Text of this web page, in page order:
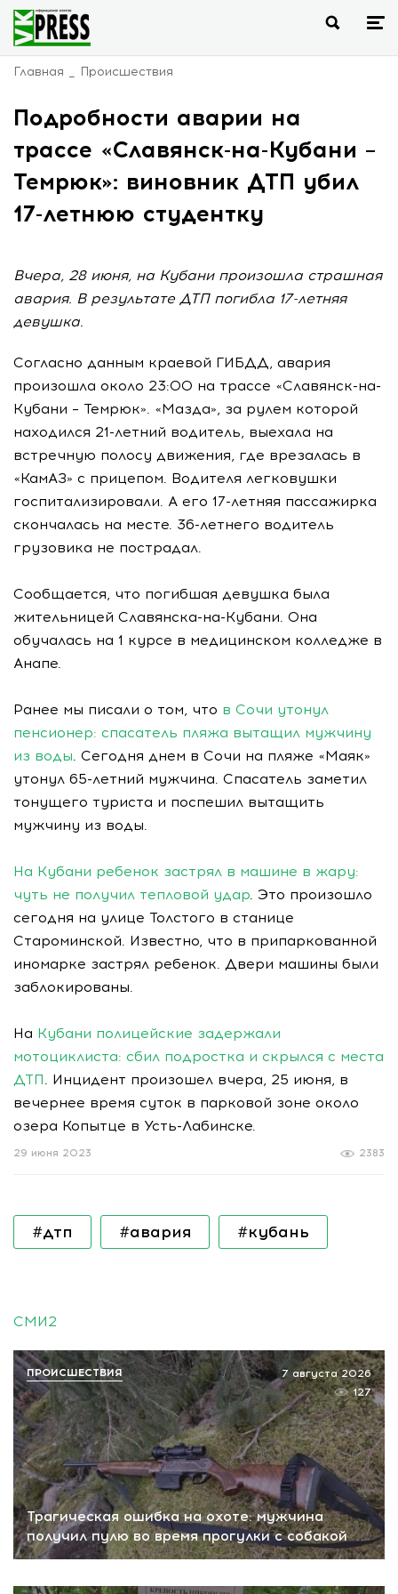
Главная Происшествия
Подробности аварии на
трассе «Славянск-на-Кубани –
Темрюк»: виновник ДТП убил
17-летнюю студентку
Вчера, 28 июня, на Кубани произошла страшная
авария. В результате ДТП погибла 17-летняя
девушка.
Согласно данным краевой ГИБДД, авария
произошла около 23:00 на трассе «Славянск-на-
Кубани – Темрюк». «Мазда», за рулем которой
находился 21-летний водитель, выехала на
встречную полосу движения, где врезалась в
«КамАЗ» с прицепом. Водителя легковушки
госпитализировали. А его 17-летняя пассажирка
скончалась на месте. 36-летнего водитель
грузовика не пострадал.
Сообщается, что погибшая девушка была
жительницей Славянска-на-Кубани. Она
обучалась на 1 курсе в медицинском колледже в
Анапе.
Ранее мы писали о том, что в Сочи утонул
пенсионер: спасатель пляжа вытащил мужчину
из воды. Сегодня днем в Сочи на пляже «Маяк»
утонул 65-летний мужчина. Спасатель заметил
тонущего туриста и поспешил вытащить
мужчину из воды.
На Кубани ребенок застрял в машине в жару:
чуть не получил тепловой удар. Это произошло
сегодня на улице Толстого в станице
Староминской. Известно, что в припаркованной
иномарке застрял ребенок. Двери машины были
заблокированы.
На Кубани полицейские задержали
мотоциклиста: сбил подростка и скрылся с места
ДТП. Инцидент произошел вчера, 25 июня, в
вечернее время суток в парковой зоне около
озера Копытце в Усть-Лабинске.
2383
29 июня 2023
#дтп #авария #кубань
СМИ2
Трагическая ошибка на охоте: мужчина
получил пулю во время прогулки с собакой
7 августа 2026
127
ПРОИСШЕСТВИЯ